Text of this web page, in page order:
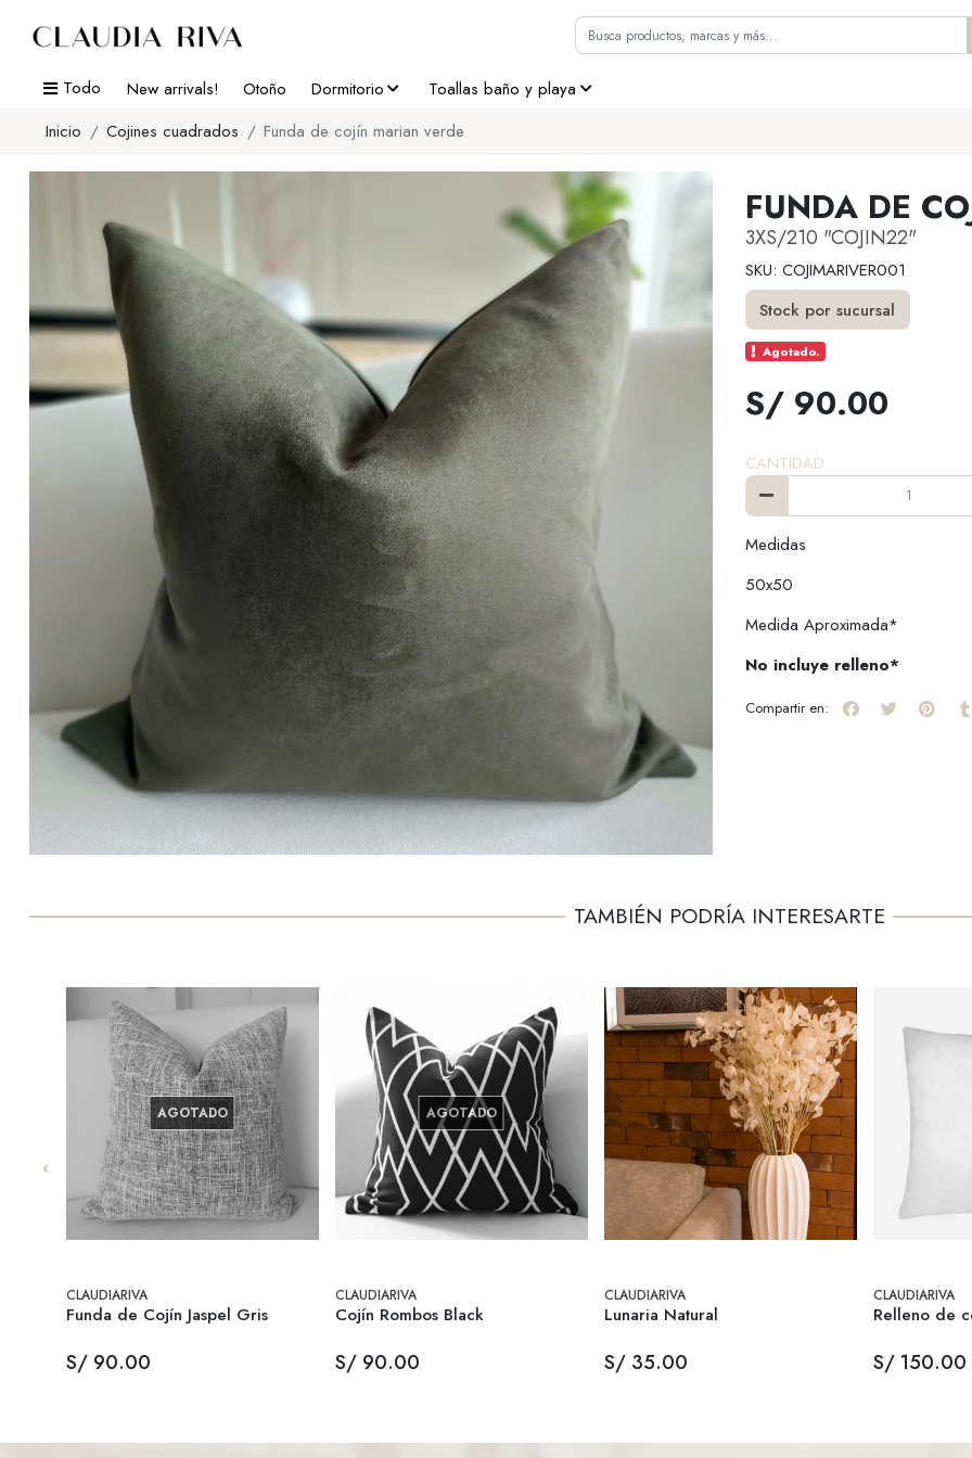
Todo New arrivals! Otoño Dormitorio
Toallas baño y playa
Inicio
Cojines cuadrados Funda de cojín marian verde
FUNDA DE
3XS/210 "COJIN22"
SKU: COJIMARIVER001
Stock por sucursal
Agotado.
S/ 90.00
CANTIDAD
Medidas
50x50
Medida Aproximada*
No incluye relleno*
Compartir en:
TAMBIÉN PODRÍA INTERESARTE
AGOTADO
CLAUDIARIVA
Funda de Cojín Jaspel Gris
S/ 90.00
AGOTADO
CLAUDIARIVA
Cojín Rombos Black
S/ 90.00
CLAUDIARIVA
Lunaria Natural
S/ 35.00
CLAUDIARIVA
Relleno de
S/ 150.00